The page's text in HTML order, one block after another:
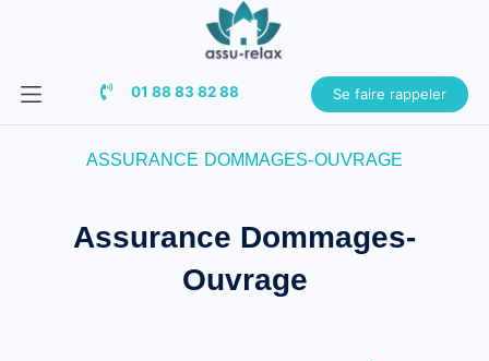
01 88 83 82 88 Se faire rappeler
ASSURANCE DOMMAGES-OUVRAGE
Assurance Dommages-
Ouvrage